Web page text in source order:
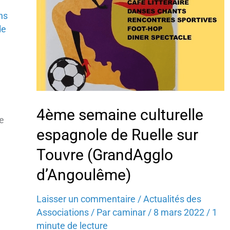
4ème semaine culturelle
espagnole de Ruelle sur
Touvre (GrandAgglo
d’Angoulême)
Laisser un commentaire /Actualités des
Associations / Parcaminar / 8 mars 2022 / 1
minute de lecture